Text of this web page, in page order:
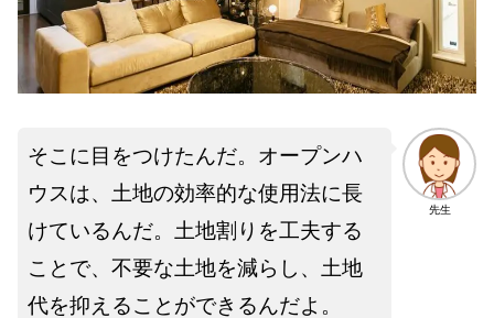
先生
そこに目をつけたんだ。オープンハ
ウスは、土地の効率的な使用法に長
けているんだ。土地割りを工夫する
ことで、不要な土地を減らし、土地
代を抑えることができるんだよ。